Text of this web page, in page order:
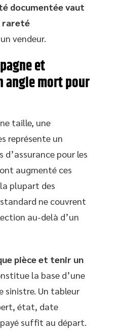
documentée vaut
rareté
vendeur.
et
angle mort pour
taille, une
représente un
d’assurance pour les
augmenté ces
plupart des
ne couvrent
au-delà d’un
pièce et tenir un
la base d’une
sinistre. Un tableur
état, date
suffit au départ.